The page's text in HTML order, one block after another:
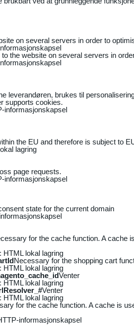
on several servers in order to
the website on several servers in
leverandøren, brukes til
supports cookies.
informasjonskapsel
the EU and therefore is subject to
lagring
page requests.
informasjonskapsel
state for the current domain
for the cache function. A cache
: HTML lokal lagring
Necessary for the shopping cart
: HTML lokal lagring
Venter
: HTML lokal lagring
Venter
: HTML lokal lagring
for the cache function. A cache is
informasjonskapsel